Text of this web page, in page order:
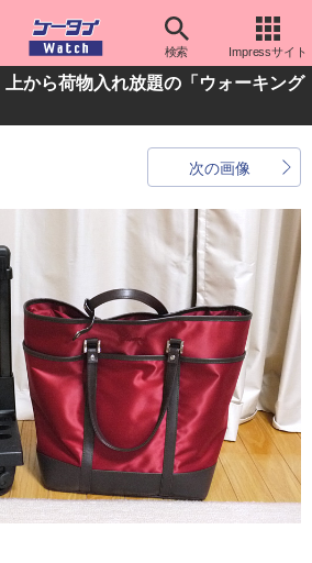
検索 Impressサイト
上から荷物入れ放題の「ウォーキング
次の画像